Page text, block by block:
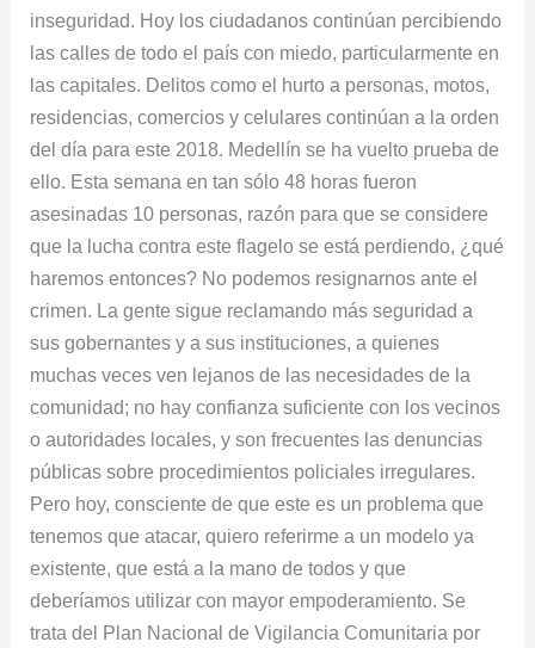
inseguridad. Hoy los ciudadanos continúan percibiendo
las calles de todo el país con miedo, particularmente en
las capitales. Delitos como el hurto a personas, motos,
residencias, comercios y celulares continúan a la orden
del día para este 2018. Medellín se ha vuelto prueba de
ello. Esta semana en tan sólo 48 horas fueron
asesinadas 10 personas, razón para que se considere
que la lucha contra este flagelo se está perdiendo, ¿qué
haremos entonces? No podemos resignarnos ante el
crimen. La gente sigue reclamando más seguridad a
sus gobernantes y a sus instituciones, a quienes
muchas veces ven lejanos de las necesidades de la
comunidad; no hay confianza suficiente con los vecinos
o autoridades locales, y son frecuentes las denuncias
públicas sobre procedimientos policiales irregulares.
Pero hoy, consciente de que este es un problema que
tenemos que atacar, quiero referirme a un modelo ya
existente, que está a la mano de todos y que
deberíamos utilizar con mayor empoderamiento. Se
trata del Plan Nacional de Vigilancia Comunitaria por